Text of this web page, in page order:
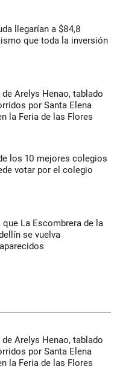
llegarían a $84,8
que toda la inversión
Arelys Henao, tablado
por Santa Elena
la Feria de las Flores
los 10 mejores colegios
votar por el colegio
La Escombrera de la
se vuelva
Arelys Henao, tablado
por Santa Elena
la Feria de las Flores